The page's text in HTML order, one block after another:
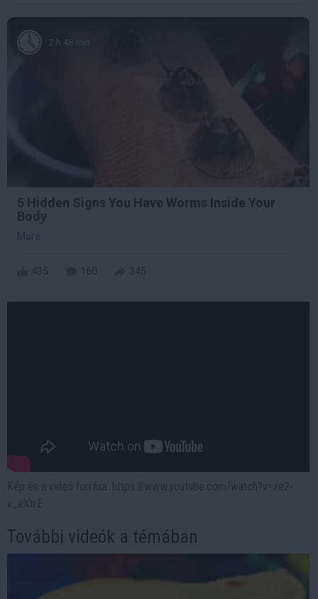
2 h 48 min
5 Hidden Signs You Have Worms Inside Your
Body
More
További videók a témában